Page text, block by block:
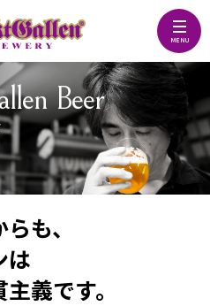
Beer
も、
は
義です。